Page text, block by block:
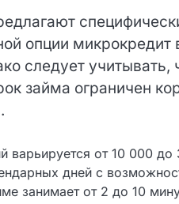
опции микрокредит
следует учитывать,
займа ограничен
от 10 000 до
дней с
Ваша заявка